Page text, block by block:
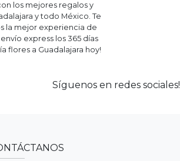
los mejores regalos y
y todo México. Te
la mejor experiencia de
express los 365 días
flores a Guadalajara hoy!
Síguenos en redes sociales!